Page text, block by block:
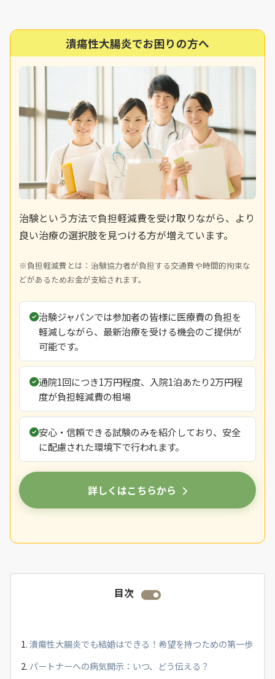
潰瘍性大腸炎でお困りの方へ
治験という方法で負担軽減費を受け取りながら、より
良い治療の選択肢を見つける方が増えています。
※負担軽減費とは：治験協力者が負担する交通費や時間的拘束な
どがあるためお金が支給されます。
治験ジャパンでは参加者の皆様に医療費の負担を
軽減しながら、最新治療を受ける機会のご提供が
可能です。
通院1回につき1万円程度、入院1泊あたり2万円程
度が負担軽減費の相場
安心・信頼できる試験のみを紹介しており、安全
に配慮された環境下で行われます。
詳しくはこちらから
目次
潰瘍性大腸炎でも結婚はできる！希望を持つための第一歩
パートナーへの病気開示：いつ、どう伝える？